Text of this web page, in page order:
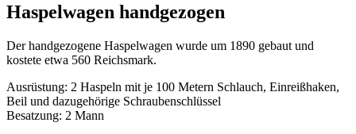
Haspelwagen handgezogen
Der handgezogene Haspelwagen wurde um 1890 gebaut und
kostete etwa 560 Reichsmark.
Ausrüstung: 2 Haspeln mit je 100 Metern Schlauch, Einreißhaken,
Beil und dazugehörige Schraubenschlüssel
Besatzung: 2 Mann